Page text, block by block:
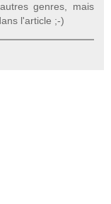
genres, mais
l'article ;-)